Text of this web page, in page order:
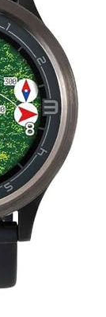
点
注意点
の利用シ
度別）
の評価